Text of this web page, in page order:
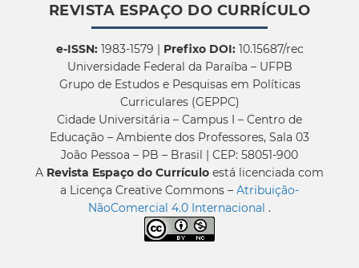
REVISTA ESPAÇO DO CURRÍCULO
e-ISSN:1983-1579 | Prefixo DOI:10.15687/rec
Universidade Federal da Paraíba – UFPB
Grupo de Estudos e Pesquisas em Políticas
Curriculares (GEPPC)
Cidade Universitária – Campus I – Centro de
Educação – Ambiente dos Professores, Sala 03
João Pessoa – PB – Brasil | CEP: 58051-900
A Revista Espaço do Currículo está licenciada com
a Licença Creative Commons – Atribuição-
NãoComercial 4.0 Internacional .